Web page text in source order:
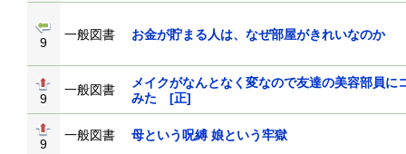
9
一般図書 お金が貯まる人は、なぜ部屋がきれいな
9
一般図書
メイクがなんとなく変なので友達の美容部員に
みた [正]
9
一般図書 母という呪縛 娘という牢獄